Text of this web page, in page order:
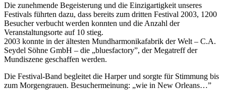
Die zunehmende Begeisterung und die Einzigartigkeit unseres
Festivals führten dazu, dass bereits zum dritten Festival 2003, 1200
Besucher verbucht werden konnten und die Anzahl der
Veranstaltungsorte auf 10 stieg.
2003 konnte in der ältesten Mundharmonikafabrik der Welt – C.A.
Seydel Söhne GmbH – die „bluesfactory”, der Megatreff der
Mundiszene geschaffen werden.
Die Festival-Band begleitet die Harper und sorgte für Stimmung bis
zum Morgengrauen. Besuchermeinung: „wie in New Orleans…”